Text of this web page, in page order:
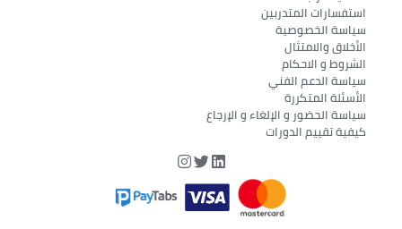
استفسارات المتدربين
سياسة الخصوصية
الأخلاق والامتثال
الشروط و الاحكام
سياسة الدعم الفني
الأسئلة المتكررة
سياسة الحضور و الإلغاء و الإرجاع
كيفية تقييم الدورات